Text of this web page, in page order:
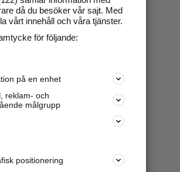
då du besöker vår sajt. Med
vårt innehåll och våra tjänster.
för följande:
på en enhet
reklam- och
målgrupp
positionering